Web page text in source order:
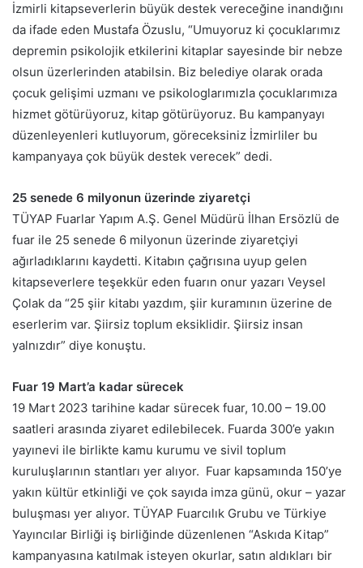
İzmirli kitapseverlerin büyük destek vereceğine inandığını
da ifade eden Mustafa Özuslu, “Umuyoruz ki çocuklarımız
depremin psikolojik etkilerini kitaplar sayesinde bir nebze
olsun üzerlerinden atabilsin. Biz belediye olarak orada
çocuk gelişimi uzmanı ve psikologlarımızla çocuklarımıza
hizmet götürüyoruz, kitap götürüyoruz. Bu kampanyayı
düzenleyenleri kutluyorum, göreceksiniz İzmirliler bu
kampanyaya çok büyük destek verecek” dedi.
25 senede 6 milyonun üzerinde ziyaretçi
TÜYAP Fuarlar Yapım A.Ş. Genel Müdürü İlhan Ersözlü de
fuar ile 25 senede 6 milyonun üzerinde ziyaretçiyi
ağırladıklarını kaydetti. Kitabın çağrısına uyup gelen
kitapseverlere teşekkür eden fuarın onur yazarı Veysel
Çolak da “25 şiir kitabı yazdım, şiir kuramının üzerine de
eserlerim var. Şiirsiz toplum eksiklidir. Şiirsiz insan
yalnızdır” diye konuştu.
Fuar 19 Mart’a kadar sürecek
19 Mart 2023 tarihine kadar sürecek fuar, 10.00 – 19.00
saatleri arasında ziyaret edilebilecek. Fuarda 300’e yakın
yayınevi ile birlikte kamu kurumu ve sivil toplum
kuruluşlarının stantları yer alıyor. Fuar kapsamında 150’ye
yakın kültür etkinliği ve çok sayıda imza günü, okur – yazar
buluşması yer alıyor. TÜYAP Fuarcılık Grubu ve Türkiye
Yayıncılar Birliği iş birliğinde düzenlenen “Askıda Kitap”
kampanyasına katılmak isteyen okurlar, satın aldıkları bir